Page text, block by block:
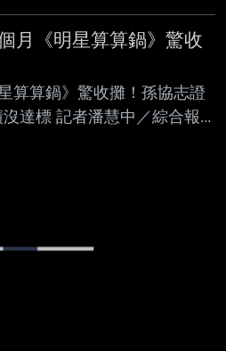
女兒吐槽踢爆真心
沁岳、紀卜心、荳荳、雨
YC、小翔、枕 頭 狼者榮耀
段進行。 第1、2賽段將進行
每局遊戲結果，來獲得個人
後，將依照玩家的遊戲積分
月《明星算算鍋》驚收
算算鍋》驚收攤！孫協志證
達標 記者潘慧中／綜合報